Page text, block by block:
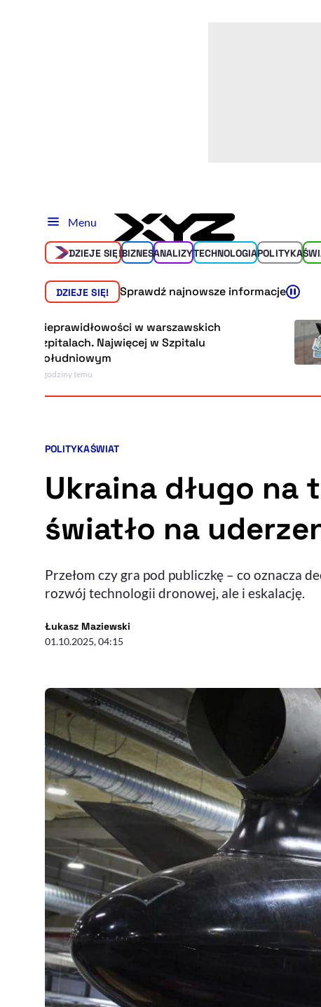
Menu
DZIEJE SIĘ!BIZNESANALIZYTECHNOLOGIAPOLITYKA
DZIEJE SIĘ! Sprawdź najnowsze informacje
Nieprawidłowości w warszawskich
szpitalach. Najwięcej w Szpitalu
Południowym
3 godziny temu
Kategorie artykułu:
POLITYKAŚWIAT
Ukraina długo na
światło na
Przełom czy gra pod publiczkę – co oznacza
rozwój technologii dronowej, ale i eskalację.
Łukasz Maziewski
01.10.2025, 04:15